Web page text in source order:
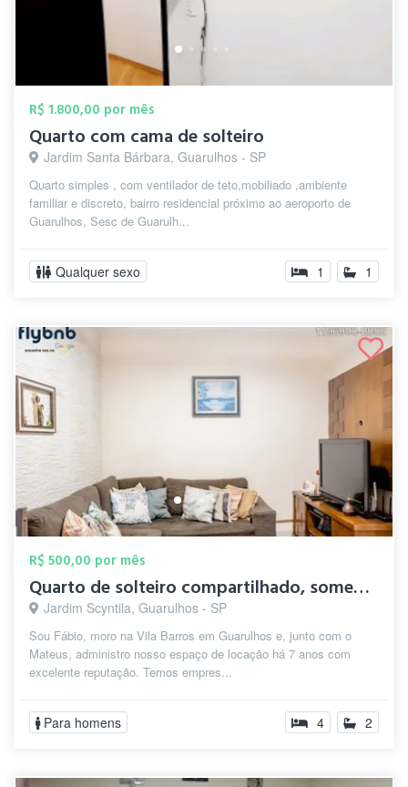
R$ 1.800,00 por mês
Quarto com cama de solteiro
Jardim Santa Bárbara, Guarulhos - SP
Quarto simples , com ventilador de teto,mobiliado ,ambiente
familiar e discreto, bairro residencial próximo ao aeroporto de
Guarulhos, Sesc de Guarulh...
Qualquer sexo 1 1
R$ 500,00 por mês
Quarto de solteiro compartilhado, soment...
Jardim Scyntila, Guarulhos - SP
Sou Fábio, moro na Vila Barros em Guarulhos e, junto com o
Mateus, administro nosso espaço de locação há 7 anos com
excelente reputação. Temos empres...
Para homens 4 2